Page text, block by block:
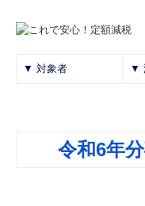
お問合せ
▼ 対象者 ▼
令和6年